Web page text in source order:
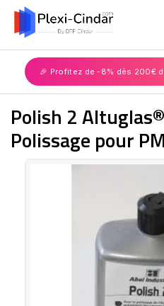
🎉 Profitez de -8% dès 200€
Polish 2
Polissage pour